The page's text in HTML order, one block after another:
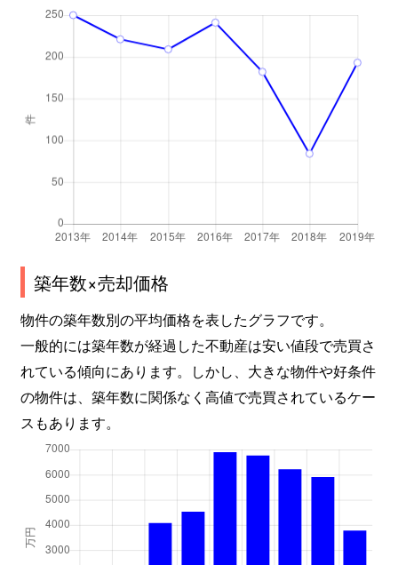
築年数×売却価格
物件の築年数別の平均価格を表したグラフです。
一般的には築年数が経過した不動産は安い値段で売買さ
れている傾向にあります。しかし、大きな物件や好条件
の物件は、築年数に関係なく高値で売買されているケー
スもあります。